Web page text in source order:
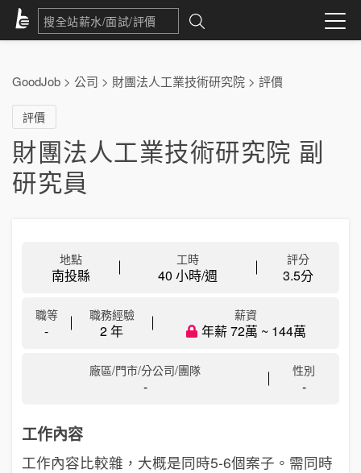
GoodJob > 公司 > 財團法人工業技術研究院 > 評價
評價
財團法人工業技術研究院 副
研究員
地點
南投縣
工時
40 小時/週
評分
3.5分
職等
-
職務經驗
2 年
薪資
年薪 72萬 ~ 144萬
廠區/門市/分公司/團隊
-
性別
-
工作內容
工作內容比較雜，大概是同時5-6個案子。需同時